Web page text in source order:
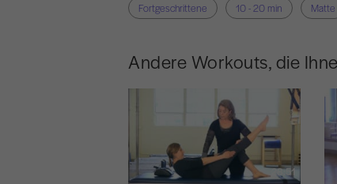
Fortgeschrittene
10 - 20 min Matte
Andere Workouts, die
28:51